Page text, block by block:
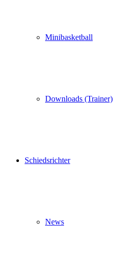
Minibasketball
Downloads (Trainer)
Schiedsrichter
News